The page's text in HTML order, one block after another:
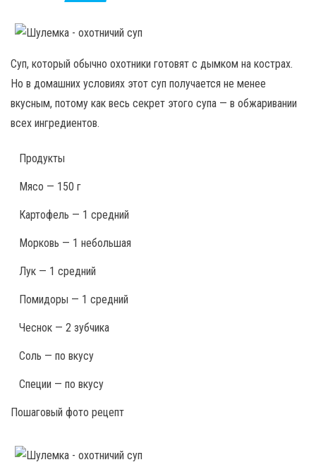
Суп, который обычно охотники готовят с дымком на кострах.
Но в домашних условиях этот суп получается не менее
вкусным, потому как весь секрет этого супа — в обжаривании
всех ингредиентов.
Продукты
Мясо — 150 г
Картофель — 1 средний
Морковь — 1 небольшая
Лук — 1 средний
Помидоры — 1 средний
Чеснок — 2 зубчика
Соль — по вкусу
Специи — по вкусу
Пошаговый фото рецепт